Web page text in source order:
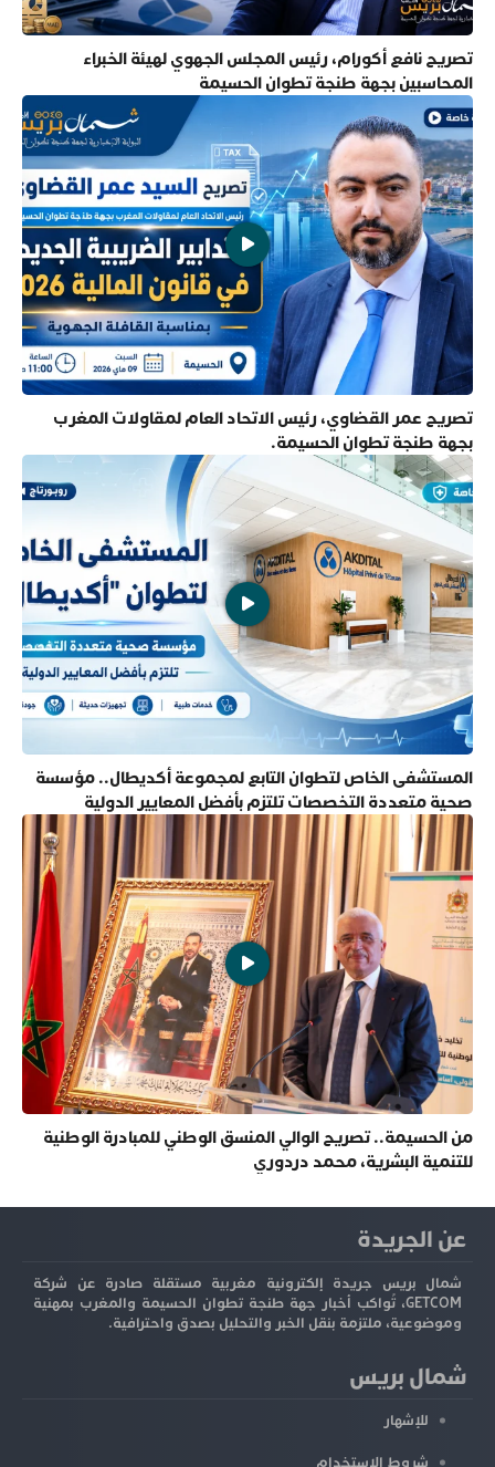
تصريح نافع أكورام، رئيس المجلس الجهوي لهيئة الخبراء
المحاسبين بجهة طنجة تطوان الحسيمة
تصريح عمر القضاوي، رئيس الاتحاد العام لمقاولات المغرب
بجهة طنجة تطوان الحسيمة.
المستشفى الخاص لتطوان التابع لمجموعة أكديطال.. مؤسسة
صحية متعددة التخصصات تلتزم بأفضل المعايير الدولية
من الحسيمة.. تصريح الوالي المنسق الوطني للمبادرة الوطنية
للتنمية البشرية، محمد دردوري
عن الجريدة
شمال بريس جريدة إلكترونية مغربية مستقلة صادرة عن شركة
GETCOM، تُواكب أخبار جهة طنجة تطوان الحسيمة والمغرب بمهنية
وموضوعية، ملتزمة بنقل الخبر والتحليل بصدق واحترافية.
شمال بريس
للإشهار
شروط الاستخدام